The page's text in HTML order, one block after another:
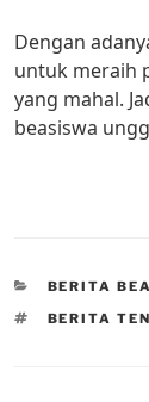
Dengan
untuk meraih
yang mahal.
beasiswa
BERITA
TAGS
BERITA